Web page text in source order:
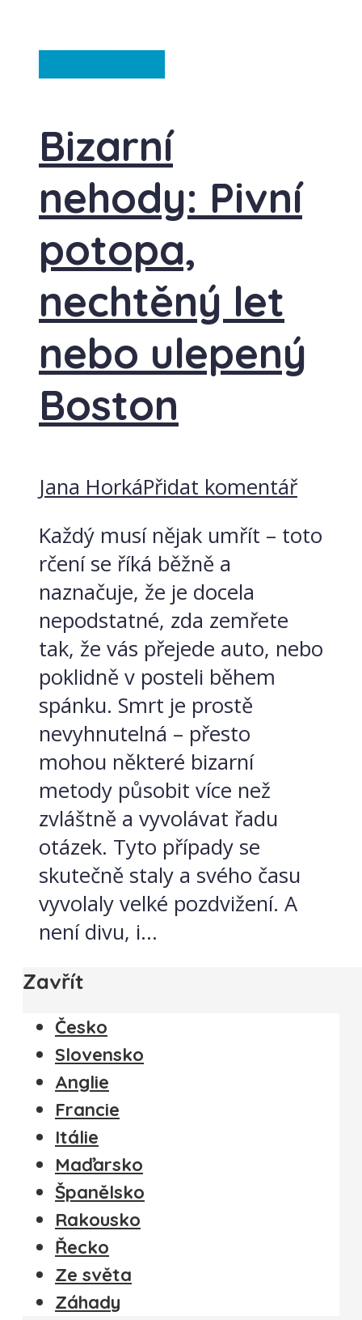
Bizarní
nehody: Pivní
potopa,
nechtěný let
nebo ulepený
Boston
Jana HorkáPřidat komentář
Každý musí nějak umřít – toto
rčení se říká běžně a
naznačuje, že je docela
nepodstatné, zda zemřete
tak, že vás přejede auto, nebo
poklidně v posteli během
spánku. Smrt je prostě
nevyhnutelná – přesto
mohou některé bizarní
metody působit více než
zvláštně a vyvolávat řadu
otázek. Tyto případy se
skutečně staly a svého času
vyvolaly velké pozdvižení. A
není divu, i...
Zavřít
Česko
Slovensko
Anglie
Francie
Itálie
Maďarsko
Španělsko
Rakousko
Řecko
Ze světa
Záhady